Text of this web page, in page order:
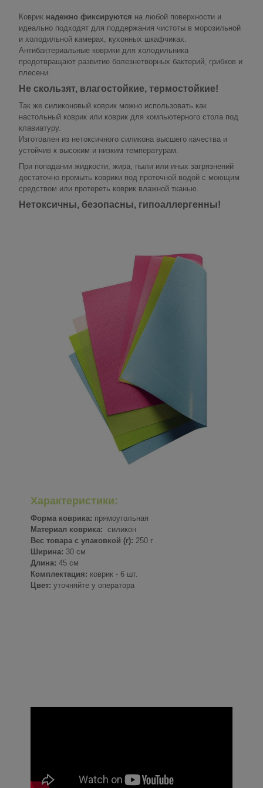
Коврик надежно фиксируются на любой поверхности и
идеально подходят для поддержания чистоты в морозильной
и холодильной камерах, кухонных шкафчиках.
Антибактериальные коврики для холодильника
предотвращают развитие болезнетворных бактерий, грибков и
плесени.
Не скользят, влагостойкие, термостойкие!
Так же силиконовый коврик можно использовать как
настольный коврик или коврик для компьютерного стола под
клавиатуру.
Изготовлен из нетоксичного силикона высшего качества и
устойчив к высоким и низким температурам.
При попадании жидкости, жира, пыли или иных загрязнений
достаточно промыть коврики под проточной водой с моющим
средством или протереть коврик влажной тканью.
Нетоксичны, безопасны, гипоаллергенны!
Характеристики:
Форма коврика: прямоугольная
Материал коврика: силикон
Вес товара с упаковкой (г): 250 г
Ширина: 30 см
Длина: 45 см
Комплектация: коврик - 6 шт.
Цвет: уточняйте у оператора